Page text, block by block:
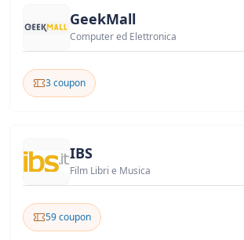
GeekMall
Computer ed Elettronica
3 coupon
IBS
Film Libri e Musica
59 coupon